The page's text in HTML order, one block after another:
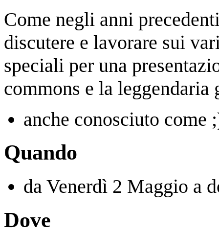
Come negli anni
discutere e lavorare sui
speciali per una
commons e la
anche conosciuto come
Quando
da Venerdì 2 Maggio a
Dove